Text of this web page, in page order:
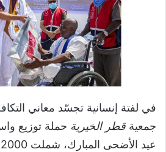
في لفتة إنسانية تجسّد معاني
جمعية قطر الخيرية حملة توزيع